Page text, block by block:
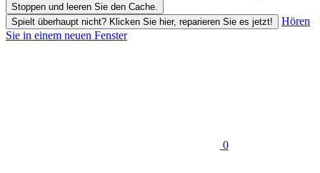
Stoppen und leeren Sie den Cache.
Spielt überhaupt nicht? Klicken Sie hier, reparieren Sie es jetzt!
Hören
Sie in einem neuen Fenster
0